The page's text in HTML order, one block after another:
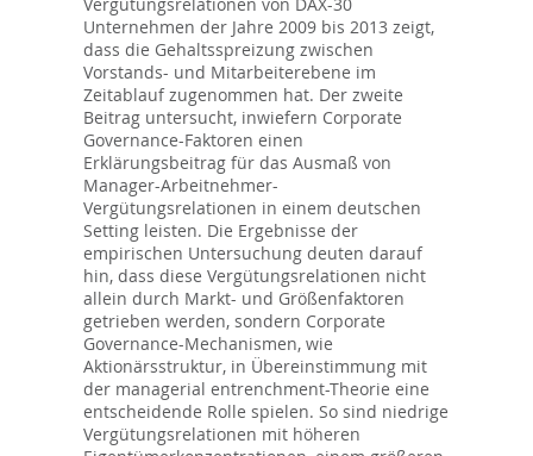
Unternehmen der Jahre 2009 bis 2013 zeigt,
dass die Gehaltsspreizung zwischen
Vorstands- und Mitarbeiterebene im
Zeitablauf zugenommen hat. Der zweite
Beitrag untersucht, inwiefern Corporate
Governance-Faktoren einen
Erklärungsbeitrag für das Ausmaß von
Manager-Arbeitnehmer-
Vergütungsrelationen in einem deutschen
Setting leisten. Die Ergebnisse der
empirischen Untersuchung deuten darauf
hin, dass diese Vergütungsrelationen nicht
allein durch Markt- und Größenfaktoren
getrieben werden, sondern Corporate
Governance-Mechanismen, wie
Aktionärsstruktur, in Übereinstimmung mit
der managerial entrenchment-Theorie eine
entscheidende Rolle spielen. So sind niedrige
Vergütungsrelationen mit höheren